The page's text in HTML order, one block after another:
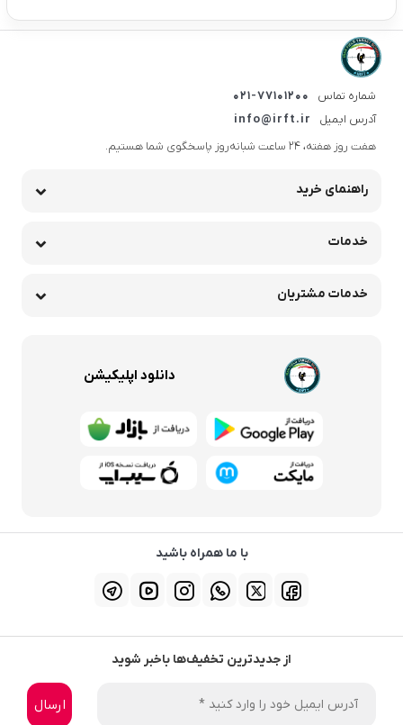
شماره تماس
021-77101200
آدرس ایمیل
info@irft.ir
هفت روز هفته، ۲۴ ساعت شبانه‌روز پاسخگوی شما هستیم.
راهنمای خرید
خدمات
خدمات مشتریان
دانلود اپلیکیشن
با ما همراه باشید
از جدیدترین تخفیف‌ها باخبر شوید